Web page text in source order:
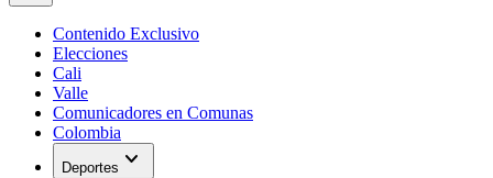
Contenido Exclusivo
Elecciones
Cali
Valle
Comunicadores en Comunas
Colombia
Deportes expand_more